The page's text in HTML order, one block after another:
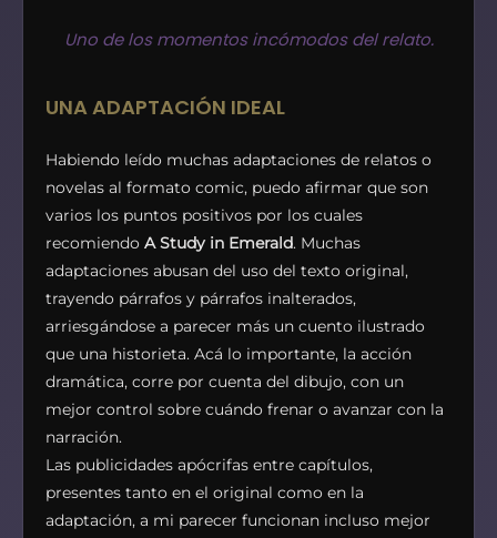
Uno de los momentos incómodos del relato.
UNA ADAPTACIÓN IDEAL
Habiendo leído muchas adaptaciones de relatos o
novelas al formato comic, puedo afirmar que son
varios los puntos positivos por los cuales
recomiendo A Study in Emerald. Muchas
adaptaciones abusan del uso del texto original,
trayendo párrafos y párrafos inalterados,
arriesgándose a parecer más un cuento ilustrado
que una historieta. Acá lo importante, la acción
dramática, corre por cuenta del dibujo, con un
mejor control sobre cuándo frenar o avanzar con la
narración.
Las publicidades apócrifas entre capítulos,
presentes tanto en el original como en la
adaptación, a mi parecer funcionan incluso mejor